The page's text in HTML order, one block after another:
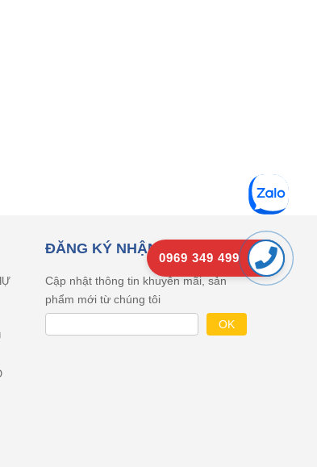
0969 349 499
ĐĂNG KÝ NHẬN EMAIL
Cập nhật thông tin khuyên mãi, sản
phẩm mới từ chúng tôi